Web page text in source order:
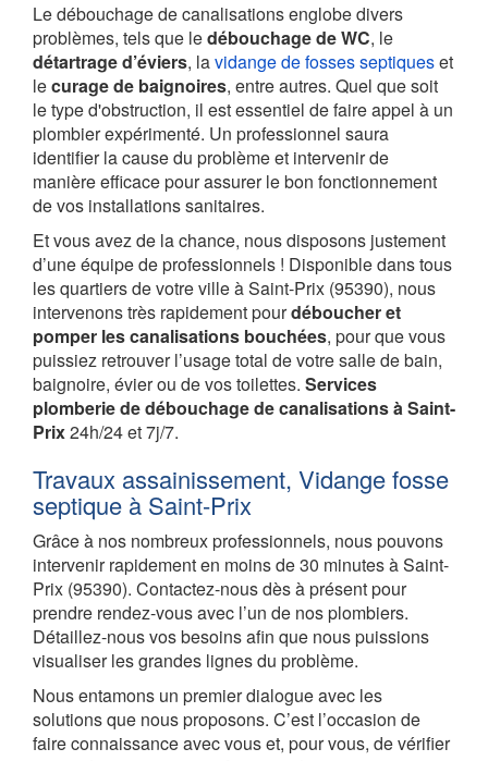
Le débouchage de canalisations englobe divers
problèmes, tels que ledébouchage de WC, le
détartrage d’éviers, lavidange de fosses septiqueset
lecurage de baignoires, entre autres. Quel que soit
le type d'obstruction, il est essentiel de faire appel à un
plombier expérimenté. Un professionnel saura
identifier la cause du problème et intervenir de
manière efficace pour assurer le bon fonctionnement
de vos installations sanitaires.
Et vous avez de la chance, nous disposons justement
d’une équipe de professionnels ! Disponible dans tous
les quartiers de votre ville à Saint-Prix (95390), nous
intervenons très rapidement pourdéboucher et
pomper les canalisations bouchées, pour que vous
puissiez retrouver l’usage total de votre salle de bain,
baignoire, évier ou de vos toilettes. Services
plomberie de débouchage de canalisations à Saint-
Prix24h/24 et 7j/7.
Travaux assainissement, Vidange fosse
septique à Saint-Prix
Grâce à nos nombreux professionnels, nous pouvons
intervenir rapidement en moins de 30 minutes à Saint-
Prix (95390). Contactez-nous dès à présent pour
prendre rendez-vous avec l’un de nos plombiers.
Détaillez-nous vos besoins afin que nous puissions
visualiser les grandes lignes du problème.
Nous entamons un premier dialogue avec les
solutions que nous proposons. C’est l’occasion de
faire connaissance avec vous et, pour vous, de vérifier